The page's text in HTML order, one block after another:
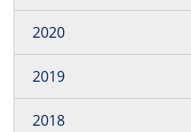
2020
2019
2018